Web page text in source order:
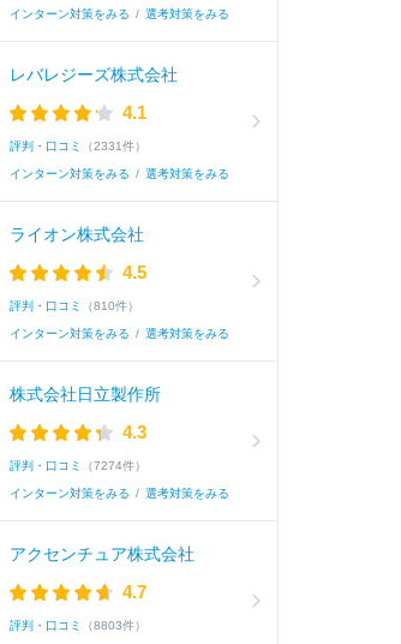
株式会社NTTデータ東海
Q.
当社への志望動機と、入社してから具体的に
ん）。（100文字以上500文字以下）
る」という思いを大切にしてきました。ITは直
インターン対策をみる / 選考対策をみる
レバレジーズ株式会社
4.1
評判・口コミ （2331件）
インターン対策をみる / 選考対策をみる
ライオン株式会社
4.5
評判・口コミ （810件）
インターン対策をみる / 選考対策をみる
株式会社日立製作所
4.3
評判・口コミ （7274件）
インターン対策をみる / 選考対策をみる
アクセンチュア株式会社
4.7
評判・口コミ （8803件）